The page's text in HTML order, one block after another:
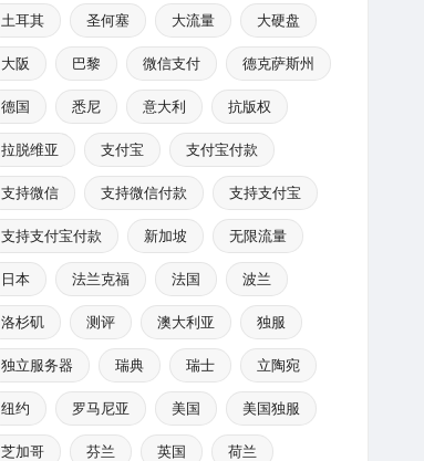
土耳其 圣何塞 大流量 大硬盘
大阪 巴黎 微信支付 德克萨斯州
德国 悉尼 意大利 抗版权
拉脱维亚 支付宝 支付宝付款
支持微信 支持微信付款 支持支付宝
支持支付宝付款 新加坡 无限流量
日本 法兰克福 法国 波兰
洛杉矶 测评 澳大利亚 独服
独立服务器 瑞典 瑞士 立陶宛
纽约 罗马尼亚 美国 美国独服
芝加哥 芬兰 英国 荷兰